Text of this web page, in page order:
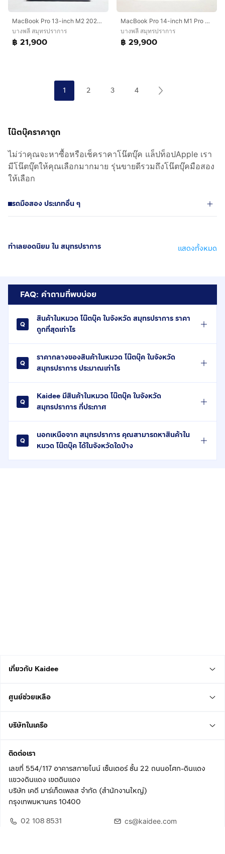
MacBook Pro 13-inch M2 2022 Ram8GB SSD512GB Space Gray
บางพลี สมุทรปราการ
฿ 21,900
MacBook Pro 14-inch M1 Pro 2021 Ram16GB SSD 512 GB Silver
บางพลี สมุทรปราการ
฿ 29,900
1 2 3 4
โน๊ตบุ๊คราคาถูก
ไม่ว่าคุณจะหาซื้อหรือเช็คราคาโน๊ตบุ๊ค แล็ปท็อปApple เรา
มีโน๊ตบุ๊ตให้คุณเลือกมากมาย รุ่นขายดีรวมถึงโน๊ตบุ๊คมือสอง
ให้เลือก
รถมือสอง ประเภทอื่น ๆ
ทำเลยอดนิยม ใน สมุทรปราการ แสดงทั้งหมด
FAQ: คำถามที่พบบ่อย
สินค้าในหมวด โน๊ตบุ๊ค ในจังหวัด สมุทรปราการ ราคา
ถูกที่สุดเท่าไร
ราคากลางของสินค้าในหมวด โน๊ตบุ๊ค ในจังหวัด
สมุทรปราการ ประมาณเท่าไร
Kaidee มีสินค้าในหมวด โน๊ตบุ๊ค ในจังหวัด
สมุทรปราการ กี่ประกาศ
นอกเหนือจาก สมุทรปราการ คุณสามารถหาสินค้าใน
หมวด โน๊ตบุ๊ค ได้ในจังหวัดใดบ้าง
เกี่ยวกับ Kaidee
ศูนย์ช่วยเหลือ
บริษัทในเครือ
ติดต่อเรา
เลขที่ 554/117 อาคารสกายไนน์ เซ็นเตอร์ ชั้น 22 ถนนอโศก-ดินแดง
แขวงดินแดง เขตดินแดง
บริษัท เคดี มาร์เก็ตเพลส จำกัด (สำนักงานใหญ่)
กรุงเทพมหานคร 10400
02 108 8531
cs@kaidee.com